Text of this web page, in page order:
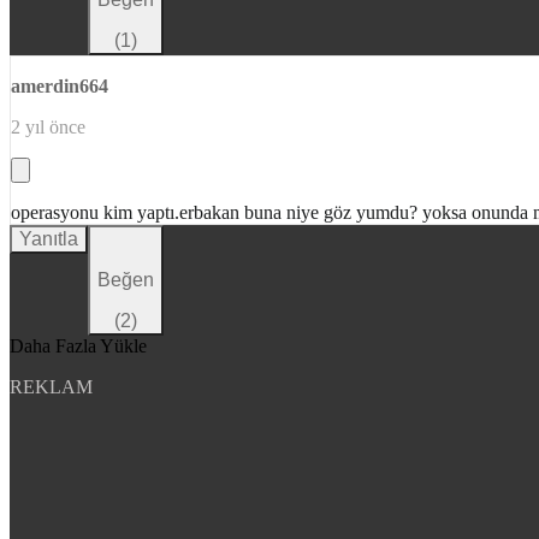
(1)
amerdin664
2 yıl önce
operasyonu kim yaptı.erbakan buna niye göz yumdu? yoksa onunda
Yanıtla
Beğen
(2)
Daha Fazla Yükle
REKLAM